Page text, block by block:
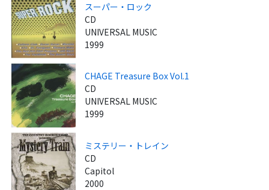
スーパー・ロック
CD
UNIVERSAL MUSIC
1999
CHAGE Treasure Box Vol.1
CD
UNIVERSAL MUSIC
1999
ミステリー・トレイン
CD
Capitol
2000